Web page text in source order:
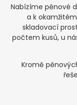
Nabízíme pěnové
a k
skladovací
počtem kusů, u
Kromě